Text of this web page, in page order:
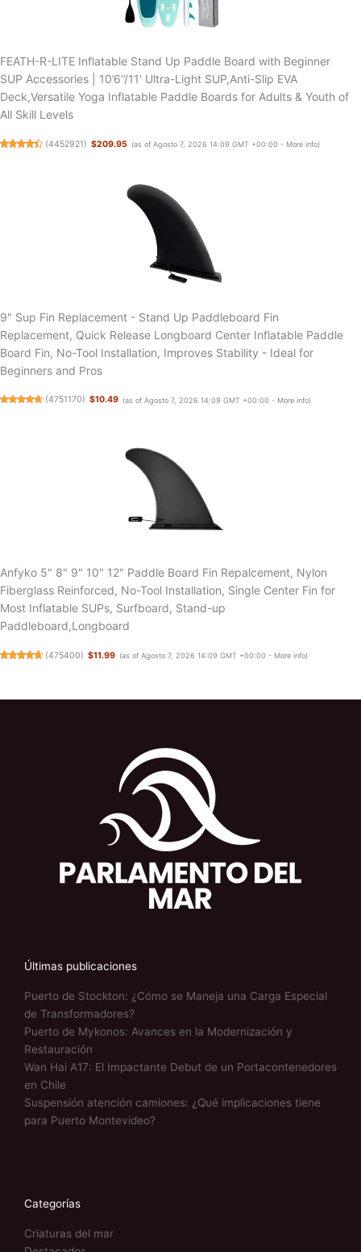
FEATH-R-LITE Inflatable Stand Up Paddle Board with Beginner
SUP Accessories | 10’6’’/11' Ultra-Light SUP,Anti-Slip EVA
Deck,Versatile Yoga Inflatable Paddle Boards for Adults & Youth of
All Skill Levels
(4452921) $209.95 (as of Agosto 7, 2026 14:09 GMT +00:00 - More info)
9" Sup Fin Replacement - Stand Up Paddleboard Fin
Replacement, Quick Release Longboard Center Inflatable Paddle
Board Fin, No-Tool Installation, Improves Stability - Ideal for
Beginners and Pros
(4751170) $10.49 (as of Agosto 7, 2026 14:09 GMT +00:00 - More info)
Anfyko 5" 8" 9" 10" 12" Paddle Board Fin Repalcement, Nylon
Fiberglass Reinforced, No-Tool Installation, Single Center Fin for
Most Inflatable SUPs, Surfboard, Stand-up
Paddleboard,Longboard
(475400) $11.99 (as of Agosto 7, 2026 14:09 GMT +00:00 - More info)
Últimas publicaciones
Puerto de Stockton: ¿Cómo se Maneja una Carga Especial
de Transformadores?
Puerto de Mykonos: Avances en la Modernización y
Restauración
Wan Hai A17: El Impactante Debut de un Portacontenedores
en Chile
Suspensión atención camiones: ¿Qué implicaciones tiene
para Puerto Montevideo?
Categorías
Criaturas del mar